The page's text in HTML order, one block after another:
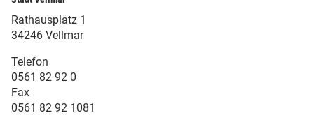
Rathausplatz 1
34246 Vellmar
Telefon
0561 82 92 0
Fax
0561 82 92 1081